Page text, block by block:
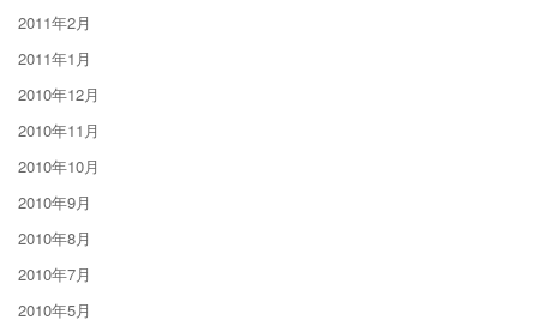
2011年2月
2011年1月
2010年12月
2010年11月
2010年10月
2010年9月
2010年8月
2010年7月
2010年5月